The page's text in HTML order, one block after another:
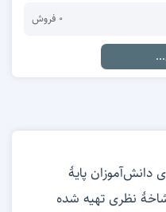
0 فروش
ریاضی و آمار 3 برای دانش‌آموزان پایۀ
نظری تهیه شده